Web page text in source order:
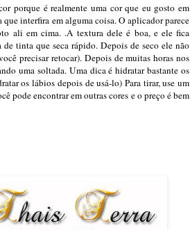
porque é realmente uma cor que eu gosto em
interfira em alguma coisa. O aplicador parece
ali em cima. .A textura dele é boa, e ele fica
tinta que seca rápido. Depois de seco ele não
precisar retocar). Depois de muitas horas nos
uma soltada. Uma dica é hidratar bastante os
os lábios depois de usá-lo) Para tirar, use um
pode encontrar em outras cores e o preço é bem